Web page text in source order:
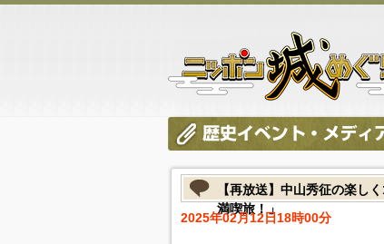
【再放送】中山秀征の楽し
満喫旅！」
2025年02月12日18時00分